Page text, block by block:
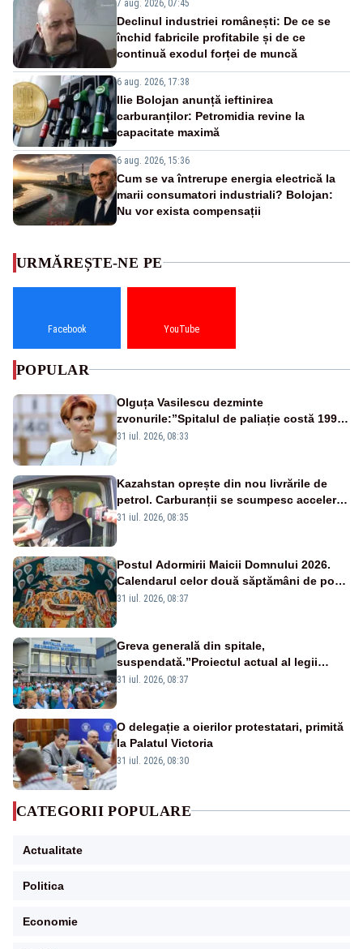
7 aug. 2026, 07:45
Declinul industriei românești: De ce se
închid fabricile profitabile și de ce
continuă exodul forței de muncă
6 aug. 2026, 17:38
Ilie Bolojan anunță ieftinirea
carburanților: Petromidia revine la
capacitate maximă
6 aug. 2026, 15:36
Cum se va întrerupe energia electrică la
marii consumatori industriali? Bolojan:
Nu vor exista compensații
URMĂREȘTE-NE PE
Facebook YouTube
POPULAR
Olguța Vasilescu dezminte
zvonurile:”Spitalul de paliație costă 199
de milioane de euro, nu 500 de milioane”
31 iul. 2026, 08:33
Kazahstan oprește din nou livrările de
petrol. Carburanții se scumpesc accelerat,
iar românii plătesc nota de plată
31 iul. 2026, 08:35
Postul Adormirii Maicii Domnului 2026.
Calendarul celor două săptămâni de post
și zilele cu dezlegare la pește
31 iul. 2026, 08:37
Greva generală din spitale,
suspendată.”Proiectul actual al legii
salarizării nu mai există pentru noi”
31 iul. 2026, 08:37
O delegație a oierilor protestatari, primită
la Palatul Victoria
31 iul. 2026, 08:30
CATEGORII POPULARE
Actualitate
Politica
Economie